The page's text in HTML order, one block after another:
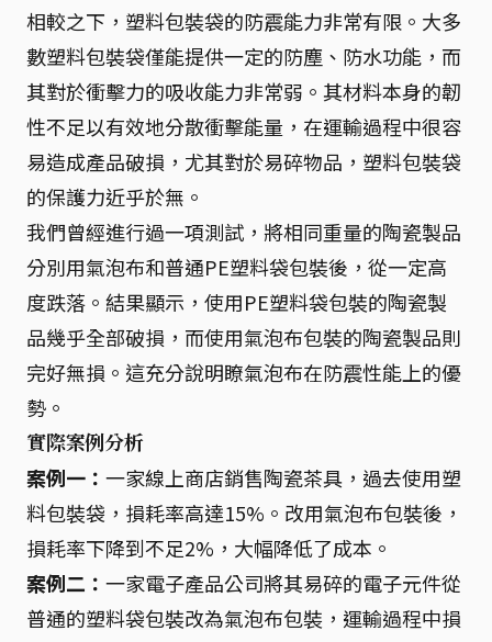
相較之下，塑料包裝袋的防震能力非常有限。大多
數塑料包裝袋僅能提供一定的防塵、防水功能，而
其對於衝擊力的吸收能力非常弱。其材料本身的韌
性不足以有效地分散衝擊能量，在運輸過程中很容
易造成產品破損，尤其對於易碎物品，塑料包裝袋
的保護力近乎於無。
我們曾經進行過一項測試，將相同重量的陶瓷製品
分別用氣泡布和普通PE塑料袋包裝後，從一定高
度跌落。結果顯示，使用PE塑料袋包裝的陶瓷製
品幾乎全部破損，而使用氣泡布包裝的陶瓷製品則
完好無損。這充分說明瞭氣泡布在防震性能上的優
勢。
實際案例分析
案例一： 一家線上商店銷售陶瓷茶具，過去使用塑
料包裝袋，損耗率高達15%。改用氣泡布包裝後，
損耗率下降到不足2%，大幅降低了成本。
案例二： 一家電子產品公司將其易碎的電子元件從
普通的塑料袋包裝改為氣泡布包裝，運輸過程中損